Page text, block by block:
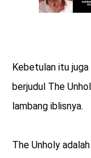
Kebetulan itu
berjudul The
lambang iblisnya.
The Unholy